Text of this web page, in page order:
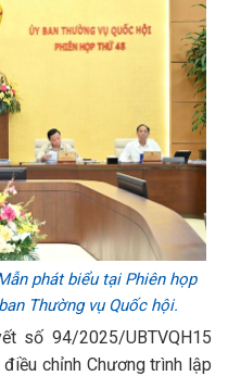
phát biểu tại Phiên họp
Thường vụ Quốc hội.
số 94/2025/UBTVQH15
chỉnh Chương trình lập